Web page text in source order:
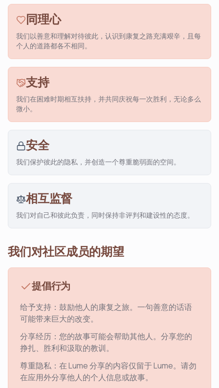
同理心
我们以善意和理解对待彼此，认识到康复之路充满艰辛，且每
个人的道路都各不相同。
支持
我们在困难时期相互扶持，并共同庆祝每一次胜利，无论多么
微小。
安全
我们保护彼此的隐私，并创造一个尊重脆弱面的空间。
相互监督
我们对自己和彼此负责，同时保持非评判和建设性的态度。
我们对社区成员的期望
提倡行为
给予支持：鼓励他人的康复之旅。一句善意的话语
可能带来巨大的改变。
分享经历：您的故事可能会帮助其他人。分享您的
挣扎、胜利和汲取的教训。
尊重隐私：在 Lume 分享的内容仅留于 Lume。请勿
在应用外分享他人的个人信息或故事。